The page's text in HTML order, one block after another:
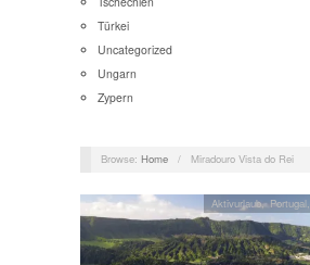
Türkei
Uncategorized
Ungarn
Zypern
Browse: Home / Miradouro Vista do Rei
Aktivurlaub,Portugal,